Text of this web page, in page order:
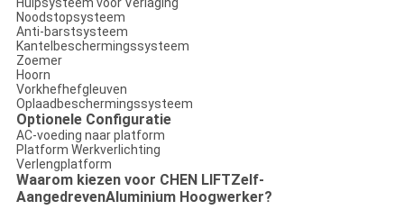
Hulpsysteem voor Verlaging
Noodstopsysteem
Anti-barstsysteem
Kantelbeschermingssysteem
Zoemer
Hoorn
Vorkhefhefgleuven
Oplaadbeschermingssysteem
Optionele Configuratie
AC-voeding naar platform
Platform Werkverlichting
Verlengplatform
Waarom kiezen voor CHEN LIFTZelf-
AangedrevenAluminium Hoogwerker?